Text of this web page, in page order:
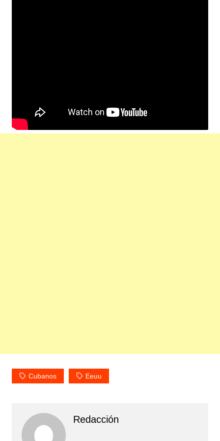
Cubanos Eeuu
Redacción